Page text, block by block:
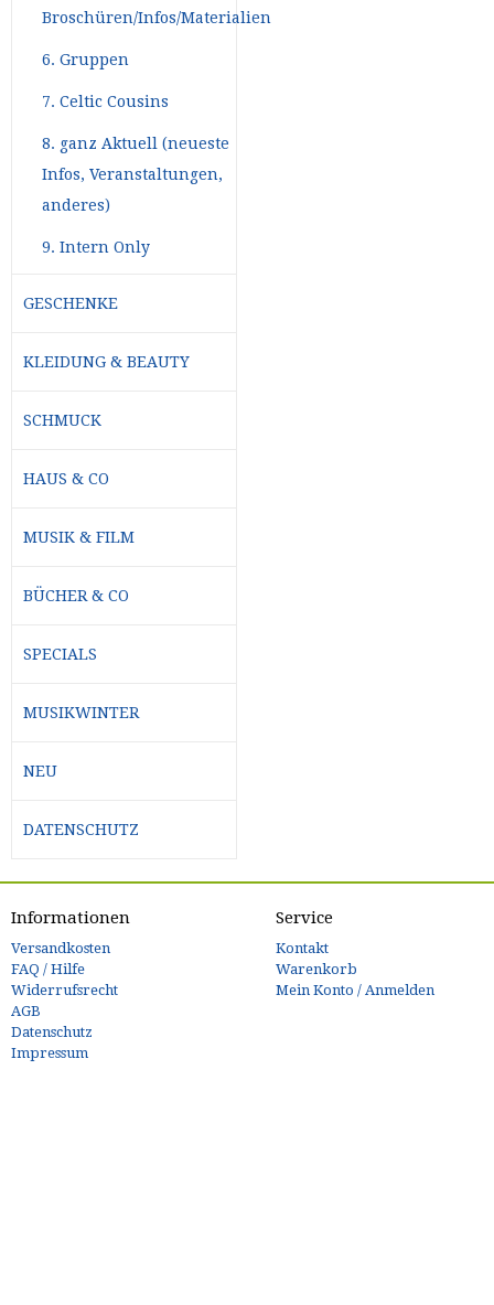
Broschüren/Infos/Materialien
6. Gruppen
7. Celtic Cousins
8. ganz Aktuell (neueste
Infos, Veranstaltungen,
anderes)
9. Intern Only
GESCHENKE
KLEIDUNG & BEAUTY
SCHMUCK
HAUS & CO
MUSIK & FILM
BÜCHER & CO
SPECIALS
MUSIKWINTER
NEU
DATENSCHUTZ
Informationen
Versandkosten
FAQ / Hilfe
Widerrufsrecht
AGB
Datenschutz
Impressum
Service
Kontakt
Warenkorb
Mein Konto / Anmelden